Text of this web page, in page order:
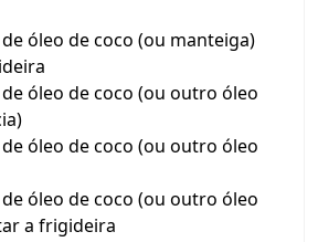
óleo de coco (ou manteiga)
óleo de coco (ou outro óleo
óleo de coco (ou outro óleo
óleo de coco (ou outro óleo
a frigideira